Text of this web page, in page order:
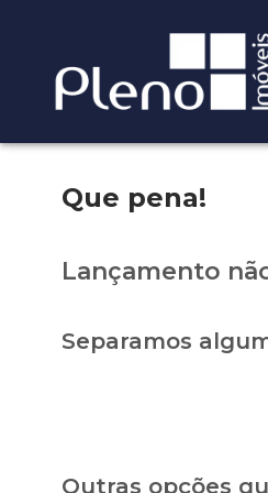
Que pena!
Lançamento
Separamos
Outras opções